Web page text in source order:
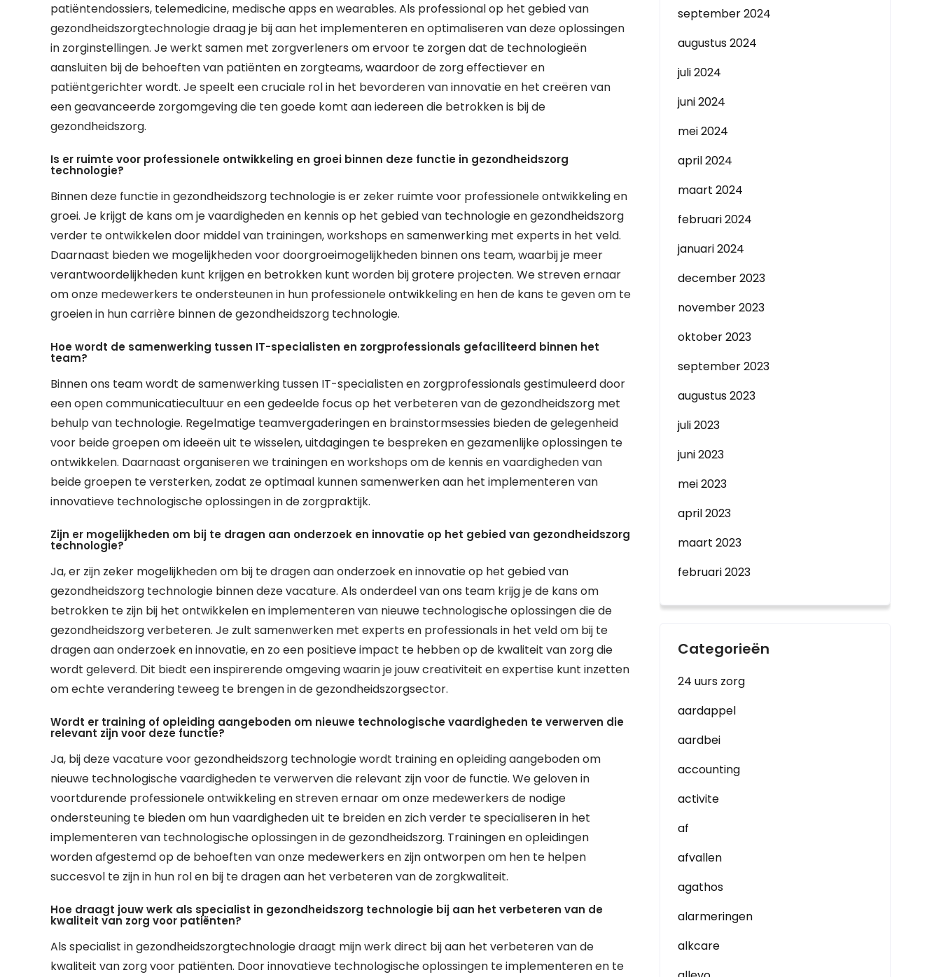
patiëntendossiers, telemedicine, medische apps en wearables. Als professional op het gebied van
gezondheidszorgtechnologie draag je bij aan het implementeren en optimaliseren van deze oplossingen
in zorginstellingen. Je werkt samen met zorgverleners om ervoor te zorgen dat de technologieën
aansluiten bij de behoeften van patiënten en zorgteams, waardoor de zorg effectiever en
patiëntgerichter wordt. Je speelt een cruciale rol in het bevorderen van innovatie en het creëren van
een geavanceerde zorgomgeving die ten goede komt aan iedereen die betrokken is bij de
gezondheidszorg.
Is er ruimte voor professionele ontwikkeling en groei binnen deze functie in gezondheidszorg
technologie?
Binnen deze functie in gezondheidszorg technologie is er zeker ruimte voor professionele ontwikkeling en
groei. Je krijgt de kans om je vaardigheden en kennis op het gebied van technologie en gezondheidszorg
verder te ontwikkelen door middel van trainingen, workshops en samenwerking met experts in het veld.
Daarnaast bieden we mogelijkheden voor doorgroeimogelijkheden binnen ons team, waarbij je meer
verantwoordelijkheden kunt krijgen en betrokken kunt worden bij grotere projecten. We streven ernaar
om onze medewerkers te ondersteunen in hun professionele ontwikkeling en hen de kans te geven om te
groeien in hun carrière binnen de gezondheidszorg technologie.
Hoe wordt de samenwerking tussen IT-specialisten en zorgprofessionals gefaciliteerd binnen het
team?
Binnen ons team wordt de samenwerking tussen IT-specialisten en zorgprofessionals gestimuleerd door
een open communicatiecultuur en een gedeelde focus op het verbeteren van de gezondheidszorg met
behulp van technologie. Regelmatige teamvergaderingen en brainstormsessies bieden de gelegenheid
voor beide groepen om ideeën uit te wisselen, uitdagingen te bespreken en gezamenlijke oplossingen te
ontwikkelen. Daarnaast organiseren we trainingen en workshops om de kennis en vaardigheden van
beide groepen te versterken, zodat ze optimaal kunnen samenwerken aan het implementeren van
innovatieve technologische oplossingen in de zorgpraktijk.
Zijn er mogelijkheden om bij te dragen aan onderzoek en innovatie op het gebied van gezondheidszorg
technologie?
Ja, er zijn zeker mogelijkheden om bij te dragen aan onderzoek en innovatie op het gebied van
gezondheidszorg technologie binnen deze vacature. Als onderdeel van ons team krijg je de kans om
betrokken te zijn bij het ontwikkelen en implementeren van nieuwe technologische oplossingen die de
gezondheidszorg verbeteren. Je zult samenwerken met experts en professionals in het veld om bij te
dragen aan onderzoek en innovatie, en zo een positieve impact te hebben op de kwaliteit van zorg die
wordt geleverd. Dit biedt een inspirerende omgeving waarin je jouw creativiteit en expertise kunt inzetten
om echte verandering teweeg te brengen in de gezondheidszorgsector.
Wordt er training of opleiding aangeboden om nieuwe technologische vaardigheden te verwerven die
relevant zijn voor deze functie?
Ja, bij deze vacature voor gezondheidszorg technologie wordt training en opleiding aangeboden om
nieuwe technologische vaardigheden te verwerven die relevant zijn voor de functie. We geloven in
voortdurende professionele ontwikkeling en streven ernaar om onze medewerkers de nodige
ondersteuning te bieden om hun vaardigheden uit te breiden en zich verder te specialiseren in het
implementeren van technologische oplossingen in de gezondheidszorg. Trainingen en opleidingen
worden afgestemd op de behoeften van onze medewerkers en zijn ontworpen om hen te helpen
succesvol te zijn in hun rol en bij te dragen aan het verbeteren van de zorgkwaliteit.
Hoe draagt jouw werk als specialist in gezondheidszorg technologie bij aan het verbeteren van de
kwaliteit van zorg voor patiënten?
Als specialist in gezondheidszorgtechnologie draagt mijn werk direct bij aan het verbeteren van de
kwaliteit van zorg voor patiënten. Door innovatieve technologische oplossingen te implementeren en te
september 2024
augustus 2024
juli 2024
juni 2024
mei 2024
april 2024
maart 2024
februari 2024
januari 2024
december 2023
november 2023
oktober 2023
september 2023
augustus 2023
juli 2023
juni 2023
mei 2023
april 2023
maart 2023
februari 2023
Categorieën
24 uurs zorg
aardappel
aardbei
accounting
activite
af
afvallen
agathos
alarmeringen
alkcare